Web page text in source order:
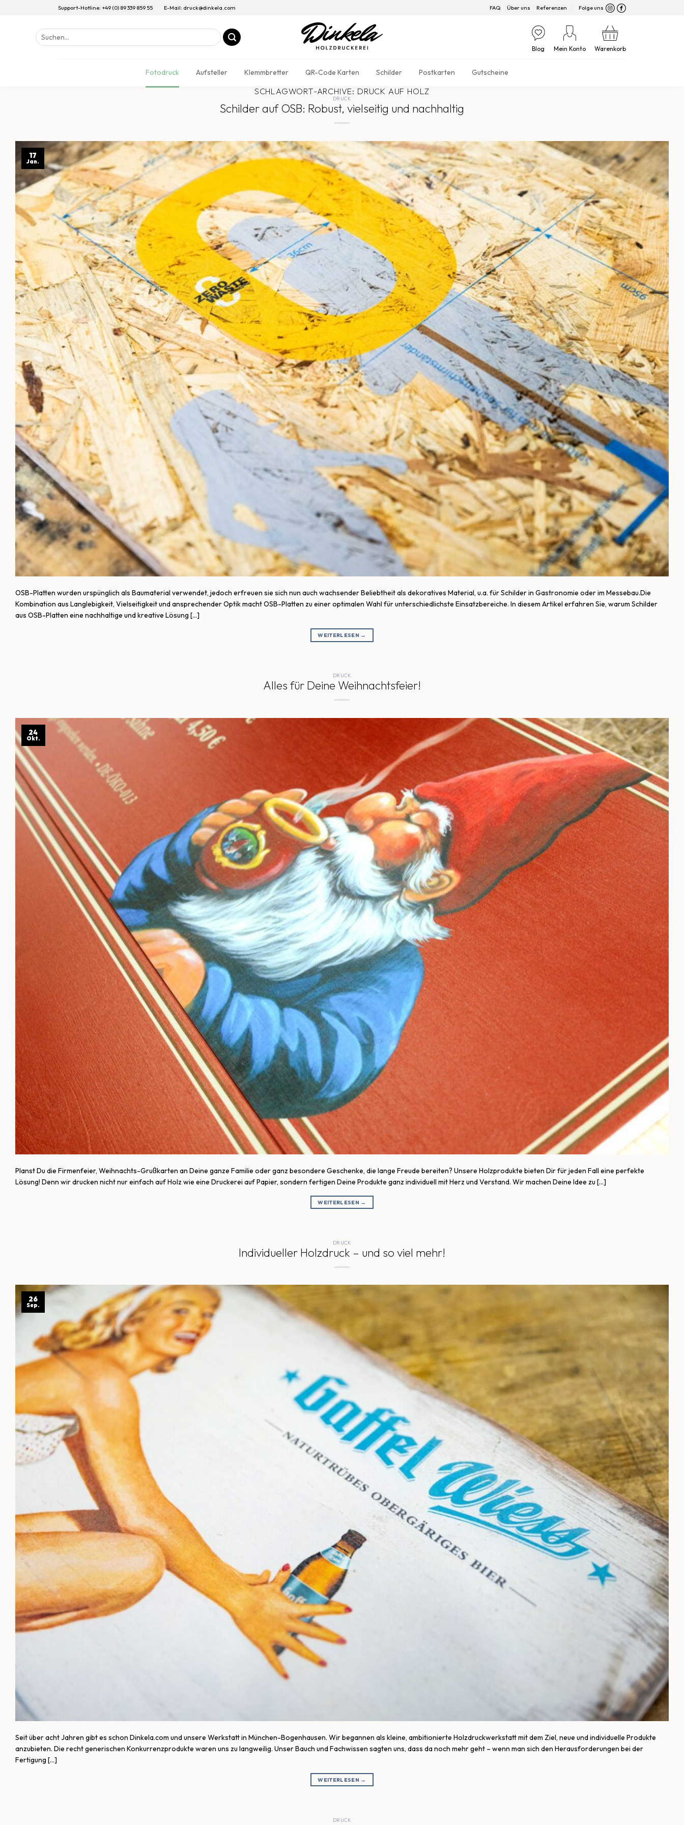
Support-Hotline: +49 (0) 89 339 859 55 E-Mail: druck@dinkela.com FAQ Über uns Referenzen Folge uns
Suchen
nach:
Blog Mein Konto Warenkorb
Fotodruck Aufsteller Klemmbretter QR-Code Karten Schilder Postkarten Gutscheine
SCHLAGWORT-ARCHIVE: DRUCK AUF HOLZ
DRUCK
Schilder auf OSB: Robust, vielseitig und nachhaltig
17
Jan.
OSB-Platten wurden urspünglich als Baumaterial verwendet, jedoch erfreuen sie sich nun auch wachsender Beliebtheit als dekoratives Material, u.a. für Schilder in Gastronomie oder im Messebau.Die
Kombination aus Langlebigkeit, Vielseitigkeit und ansprechender Optik macht OSB-Platten zu einer optimalen Wahl für unterschiedlichste Einsatzbereiche. In diesem Artikel erfahren Sie, warum Schilder
aus OSB-Platten eine nachhaltige und kreative Lösung […]
WEITERLESEN →
DRUCK
Alles für Deine Weihnachtsfeier!
24
Okt.
Planst Du die Firmenfeier, Weihnachts-Grußkarten an Deine ganze Familie oder ganz besondere Geschenke, die lange Freude bereiten? Unsere Holzprodukte bieten Dir für jeden Fall eine perfekte
Lösung! Denn wir drucken nicht nur einfach auf Holz wie eine Druckerei auf Papier, sondern fertigen Deine Produkte ganz individuell mit Herz und Verstand. Wir machen Deine Idee zu […]
WEITERLESEN →
DRUCK
Individueller Holzdruck – und so viel mehr!
26
Sep.
Seit über acht Jahren gibt es schon Dinkela.com und unsere Werkstatt in München-Bogenhausen. Wir begannen als kleine, ambitionierte Holzdruckwerkstatt mit dem Ziel, neue und individuelle Produkte
anzubieten. Die recht generischen Konkurrenzprodukte waren uns zu langweilig. Unser Bauch und Fachwissen sagten uns, dass da noch mehr geht – wenn man sich den Herausforderungen bei der
Fertigung […]
WEITERLESEN →
DRUCK